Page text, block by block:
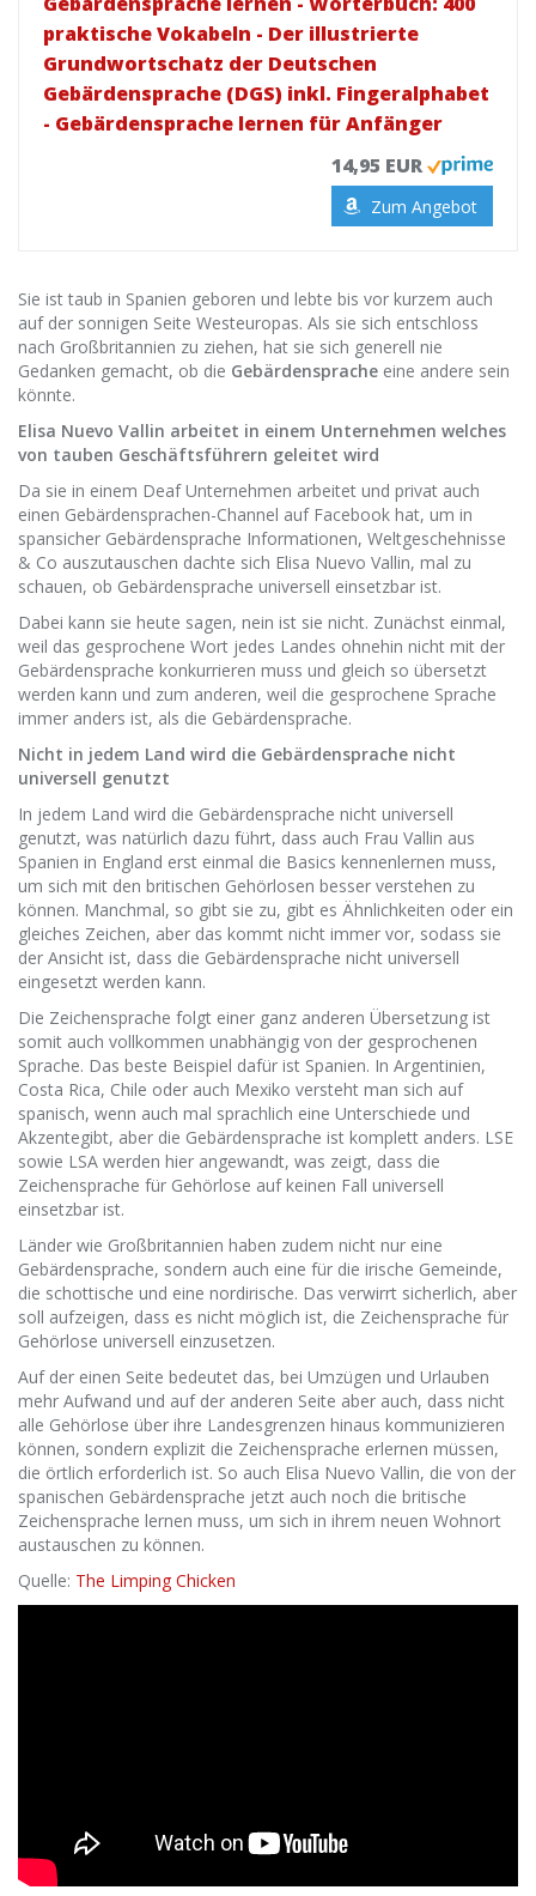
praktische Vokabeln - Der illustrierte
Grundwortschatz der Deutschen
Gebärdensprache (DGS) inkl. Fingeralphabet
- Gebärdensprache lernen für Anfänger
14,95 EUR
Zum Angebot
Sie ist taub in Spanien geboren und lebte bis vor kurzem auch
auf der sonnigen Seite Westeuropas. Als sie sich entschloss
nach Großbritannien zu ziehen, hat sie sich generell nie
Gedanken gemacht, ob die Gebärdensprache eine andere sein
könnte.
Elisa Nuevo Vallin arbeitet in einem Unternehmen welches
von tauben Geschäftsführern geleitet wird
Da sie in einem Deaf Unternehmen arbeitet und privat auch
einen Gebärdensprachen-Channel auf Facebook hat, um in
spansicher Gebärdensprache Informationen, Weltgeschehnisse
& Co auszutauschen dachte sich Elisa Nuevo Vallin, mal zu
schauen, ob Gebärdensprache universell einsetzbar ist.
Dabei kann sie heute sagen, nein ist sie nicht. Zunächst einmal,
weil das gesprochene Wort jedes Landes ohnehin nicht mit der
Gebärdensprache konkurrieren muss und gleich so übersetzt
werden kann und zum anderen, weil die gesprochene Sprache
immer anders ist, als die Gebärdensprache.
Nicht in jedem Land wird die Gebärdensprache nicht
universell genutzt
In jedem Land wird die Gebärdensprache nicht universell
genutzt, was natürlich dazu führt, dass auch Frau Vallin aus
Spanien in England erst einmal die Basics kennenlernen muss,
um sich mit den britischen Gehörlosen besser verstehen zu
können. Manchmal, so gibt sie zu, gibt es Ähnlichkeiten oder ein
gleiches Zeichen, aber das kommt nicht immer vor, sodass sie
der Ansicht ist, dass die Gebärdensprache nicht universell
eingesetzt werden kann.
Die Zeichensprache folgt einer ganz anderen Übersetzung ist
somit auch vollkommen unabhängig von der gesprochenen
Sprache. Das beste Beispiel dafür ist Spanien. In Argentinien,
Costa Rica, Chile oder auch Mexiko versteht man sich auf
spanisch, wenn auch mal sprachlich eine Unterschiede und
Akzentegibt, aber die Gebärdensprache ist komplett anders. LSE
sowie LSA werden hier angewandt, was zeigt, dass die
Zeichensprache für Gehörlose auf keinen Fall universell
einsetzbar ist.
Länder wie Großbritannien haben zudem nicht nur eine
Gebärdensprache, sondern auch eine für die irische Gemeinde,
die schottische und eine nordirische. Das verwirrt sicherlich, aber
soll aufzeigen, dass es nicht möglich ist, die Zeichensprache für
Gehörlose universell einzusetzen.
Auf der einen Seite bedeutet das, bei Umzügen und Urlauben
mehr Aufwand und auf der anderen Seite aber auch, dass nicht
alle Gehörlose über ihre Landesgrenzen hinaus kommunizieren
können, sondern explizit die Zeichensprache erlernen müssen,
die örtlich erforderlich ist. So auch Elisa Nuevo Vallin, die von der
spanischen Gebärdensprache jetzt auch noch die britische
Zeichensprache lernen muss, um sich in ihrem neuen Wohnort
austauschen zu können.
Quelle: The Limping Chicken